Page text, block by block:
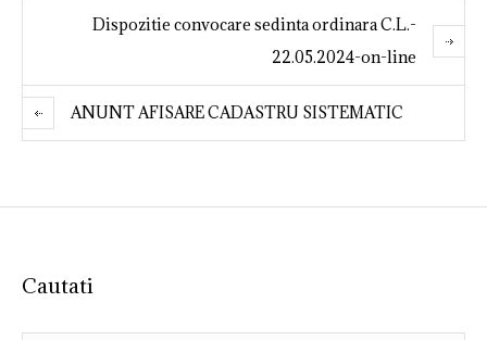
Dispozitie convocare sedinta ordinara C.L.-
22.05.2024-on-line
ANUNT AFISARE CADASTRU SISTEMATIC
Cautati